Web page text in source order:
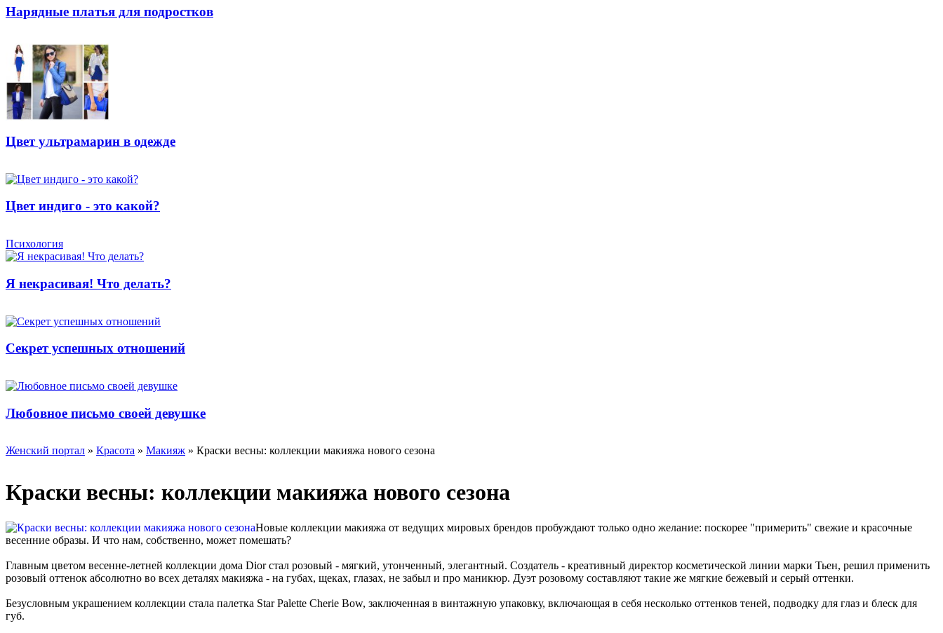
Нарядные платья для подростков
Цвет ультрамарин в одежде
Цвет индиго - это какой?
Психология
Я некрасивая! Что делать?
Секрет успешных отношений
Любовное письмо своей девушке
Женский портал » Красота » Макияж » Краски весны: коллекции макияжа нового сезона
Краски весны: коллекции макияжа нового сезона
Новые коллекции макияжа от ведущих мировых брендов пробуждают только одно желание: поскорее "примерить" свежие и красочные
весенние образы. И что нам, собственно, может помешать?
Главным цветом весенне-летней коллекции дома Dior стал розовый - мягкий, утонченный, элегантный. Создатель - креативный директор косметической линии марки Тьен, решил применить
розовый оттенок абсолютно во всех деталях макияжа - на губах, щеках, глазах, не забыл и про маникюр. Дуэт розовому составляют такие же мягкие бежевый и серый оттенки.
Безусловным украшением коллекции стала палетка Star Palette Cherie Bow, заключенная в винтажную упаковку, включающая в себя несколько оттенков теней, подводку для глаз и блеск для
губ.